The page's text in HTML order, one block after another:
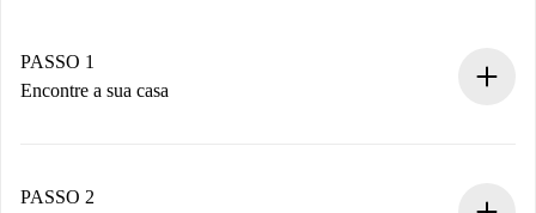
PASSO 1
Encontre a sua casa
Você tem todas as informações necessárias
PASSO 2